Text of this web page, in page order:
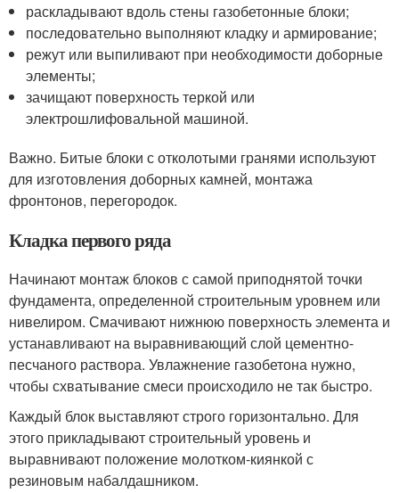
раскладывают вдоль стены газобетонные блоки;
последовательно выполняют кладку и армирование;
режут или выпиливают при необходимости доборные
элементы;
зачищают поверхность теркой или
электрошлифовальной машиной.
Важно. Битые блоки с отколотыми гранями используют
для изготовления доборных камней, монтажа
фронтонов, перегородок.
Кладка первого ряда
Начинают монтаж блоков с самой приподнятой точки
фундамента, определенной строительным уровнем или
нивелиром. Смачивают нижнюю поверхность элемента и
устанавливают на выравнивающий слой цементно-
песчаного раствора. Увлажнение газобетона нужно,
чтобы схватывание смеси происходило не так быстро.
Каждый блок выставляют строго горизонтально. Для
этого прикладывают строительный уровень и
выравнивают положение молотком-киянкой с
резиновым набалдашником.